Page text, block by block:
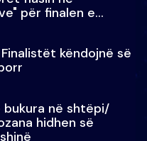
për finalen e
këndojnë së
në shtëpi/
hidhen së